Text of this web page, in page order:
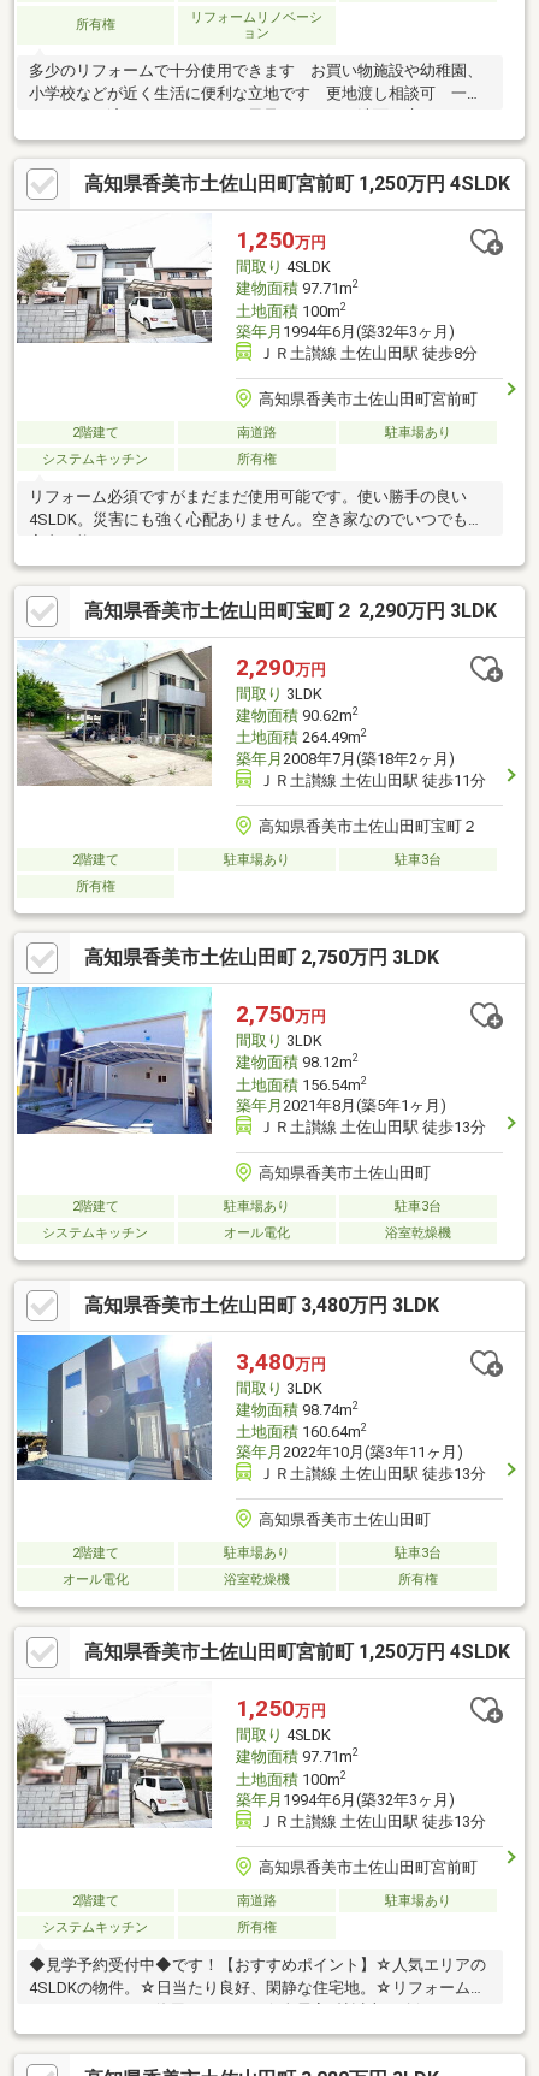
所有権
リフォームリノベーシ
ョン
多少のリフォームで十分使用できます お買い物施設や幼稚園、
小学校などが近く生活に便利な立地です 更地渡し相談可 一部
リフォーム済 ： キッチン 風呂 トイレ 洗面 床 クロス
高知県香美市土佐山田町宮前町 1,250万円 4SLDK
1,250万円
間取り 4SLDK
建物面積97.71m2
土地面積100m2
築年月 1994年6月(築32年3ヶ月)
ＪＲ土讃線 土佐山田駅 徒歩8分
高知県香美市土佐山田町宮前町
2階建て 南道路
駐車場あり
システムキッチン
所有権
リフォーム必須ですがまだまだ使用可能です。使い勝手の良い
4SLDK。災害にも強く心配ありません。空き家なのでいつでもご
高知県香美市土佐山田町宝町２ 2,290万円 3LDK
2,290万円
間取り 3LDK
建物面積90.62m2
土地面積264.49m2
築年月 2008年7月(築18年2ヶ月)
ＪＲ土讃線 土佐山田駅 徒歩11分
高知県香美市土佐山田町宝町２
2階建て 駐車場あり
駐車3台
所有権
高知県香美市土佐山田町 2,750万円 3LDK
2,750万円
間取り 3LDK
建物面積98.12m2
土地面積156.54m2
築年月 2021年8月(築5年1ヶ月)
ＪＲ土讃線 土佐山田駅 徒歩13分
高知県香美市土佐山田町
2階建て 駐車場あり
駐車3台
システムキッチン
オール電化 浴室乾燥機
高知県香美市土佐山田町 3,480万円 3LDK
3,480万円
間取り 3LDK
建物面積98.74m2
土地面積160.64m2
築年月 2022年10月(築3年11ヶ月)
ＪＲ土讃線 土佐山田駅 徒歩13分
高知県香美市土佐山田町
2階建て 駐車場あり
駐車3台
オール電化
浴室乾燥機 所有権
高知県香美市土佐山田町宮前町 1,250万円 4SLDK
1,250万円
間取り 4SLDK
建物面積97.71m2
土地面積100m2
築年月 1994年6月(築32年3ヶ月)
ＪＲ土讃線 土佐山田駅 徒歩13分
高知県香美市土佐山田町宮前町
2階建て 南道路
駐車場あり
システムキッチン
所有権
◆見学予約受付中◆です！【おすすめポイント】☆人気エリアの
4SLDKの物件。☆日当たり良好、閑静な住宅地。☆リフォーム必
ゆとりある間取り。☆周辺には多彩な商業施設が揃っており、日
常の買い物にも便利な立地。☆公共交通機関をご利用の方にも便